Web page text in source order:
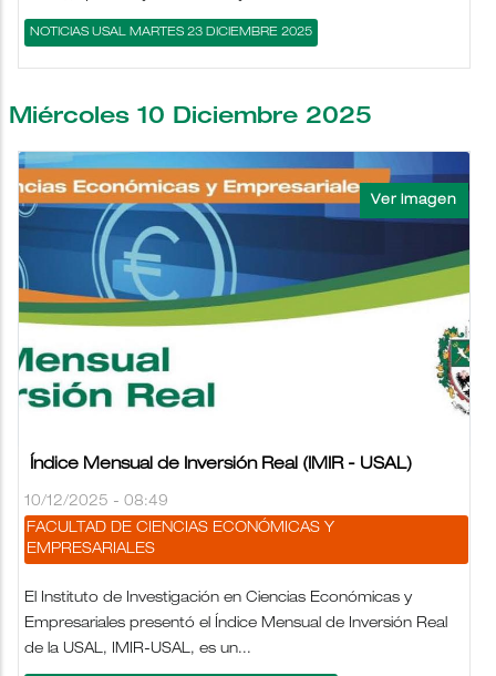
NOTICIAS USAL MARTES 23 DICIEMBRE 2025
Miércoles 10 Diciembre 2025
Índice Mensual de Inversión Real (IMIR - USAL)
10/12/2025 - 08:49
FACULTAD DE CIENCIAS ECONÓMICAS Y
EMPRESARIALES
El Instituto de Investigación en Ciencias Económicas y
Empresariales presentó el Índice Mensual de Inversión Real
de la USAL, IMIR-USAL, es un...